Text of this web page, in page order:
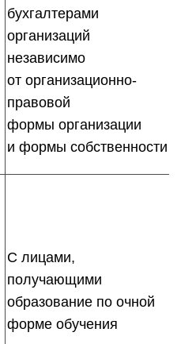
бухгалтерами
организаций
независимо
от организационно-
правовой
формы организации
и формы собственности
С лицами,
получающими
образование по очной
форме обучения